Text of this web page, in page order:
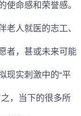
使命感和荣誉感。
老人就医的志工、
者，甚或未来可能
实刺激中的“平
，当下的很多所